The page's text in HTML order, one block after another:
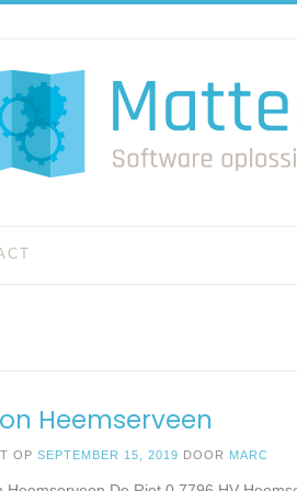
Heemserveen
OPSEPTEMBER 15, 2019 DOOR MARC